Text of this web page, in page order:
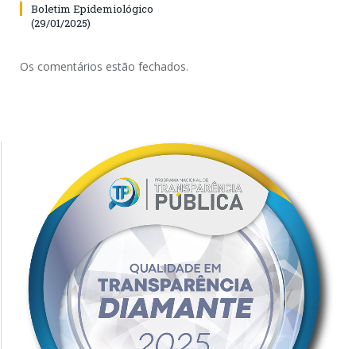
Boletim Epidemiológico
(29/01/2025)
Os comentários estão fechados.